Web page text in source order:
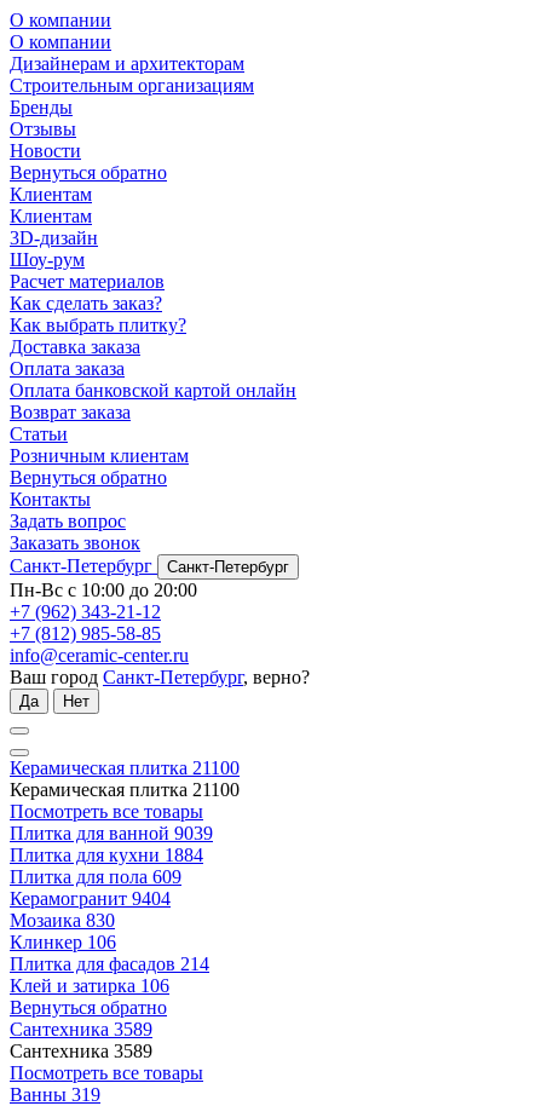
О компании
О компании
Дизайнерам и архитекторам
Строительным организациям
Бренды
Отзывы
Новости
Вернуться обратно
Клиентам
Клиентам
3D-дизайн
Шоу-рум
Расчет материалов
Как сделать заказ?
Как выбрать плитку?
Доставка заказа
Оплата заказа
Оплата банковской картой онлайн
Возврат заказа
Статьи
Розничным клиентам
Вернуться обратно
Контакты
Задать вопрос
Заказать звонок
Санкт-Петербург
Санкт-Петербург
Пн-Вс с 10:00 до 20:00
+7 (962) 343-21-12
+7 (812) 985-58-85
info@ceramic-center.ru
Ваш город Санкт-Петербург, верно?
Да Нет
Керамическая плитка 21100
Керамическая плитка 21100
Посмотреть все товары
Плитка для ванной 9039
Плитка для кухни 1884
Плитка для пола 609
Керамогранит 9404
Мозаика 830
Клинкер 106
Плитка для фасадов 214
Клей и затирка 106
Вернуться обратно
Сантехника 3589
Сантехника 3589
Посмотреть все товары
Ванны 319